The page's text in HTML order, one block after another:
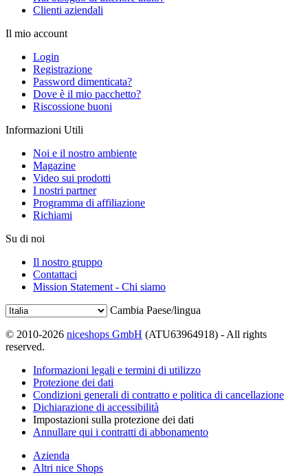
Clienti aziendali
Il mio account
Login
Registrazione
Password dimenticata?
Dove è il mio pacchetto?
Riscossione buoni
Informazioni Utili
Noi e il nostro ambiente
Magazine
Video sui prodotti
I nostri partner
Programma di affiliazione
Richiami
Su di noi
Il nostro gruppo
Contattaci
Mission Statement - Chi siamo
Cambia Paese/lingua
© 2010-2026 niceshops GmbH (ATU63964918) - All rights
reserved.
Informazioni legali e termini di utilizzo
Protezione dei dati
Condizioni generali di contratto e politica di cancellazione
Dichiarazione di accessibilità
Impostazioni sulla protezione dei dati
Annullare qui i contratti di abbonamento
Azienda
Altri nice Shops